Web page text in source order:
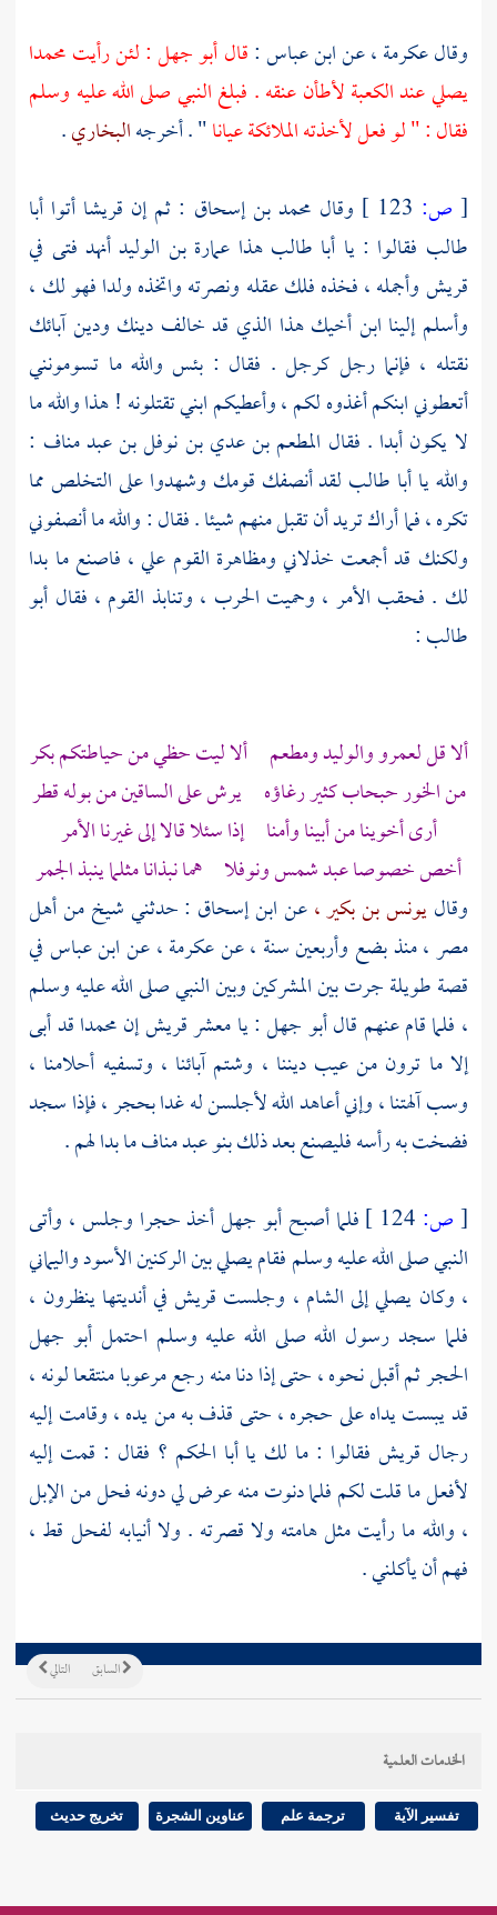
وقالعكرمة ،عنابن عباس:قالأبو جهل: لئن رأيتمحمدا
يصلي عندالكعبةلأطأن عنقه . فبلغ النبي صلى الله عليه وسلم
فقال : " لو فعل لأخذته الملائكة عيانا" . أخرجهالبخاري.
[ ص: وقال محمد بن إسحاق : ثم إن قريشا أتوا أبا
طالب فقالوا : يا أبا طالبهذا عمارة بن الوليدأنهد فتى في
قريشوأجمله ، فخذه فلك عقله ونصرته واتخذه ولدا فهو لك ،
وأسلم إلينا ابن أخيك هذا الذي قد خالف دينك ودين آبائك
نقتله ، فإنما رجل كرجل . فقال : بئس والله ما تسومونني
أتعطوني ابنكم أغذوه لكم ، وأعطيكم ابني تقتلونه ! هذا والله ما
لا يكون أبدا . فقال المطعم بن عدي بن نوفل بن عبد مناف :
والله ياأبا طالب لقد أنصفك قومك وشهدوا على التخلص مما
تكره ، فما أراك تريد أن تقبل منهم شيئا . فقال : والله ما أنصفوني
ولكنك قد أجمعت خذلاني ومظاهرة القوم علي ، فاصنع ما بدا
لك . فحقب الأمر ، وحميت الحرب ، وتنابذ القوم ، فقال أبو
طالب:
ألا قل لعمرو والوليد ومطعم ألا ليت حظي من حياطتكم بكر
من الخور حبحاب كثير رغاؤه يرش على الساقين من بوله قطر
أرى أخوينا من أبينا وأمنا إذا سئلا قالا إلى غيرنا الأمر
أخص خصوصا عبد شمس ونوفلا هما نبذانا مثلما ينبذ الجمر
وقاليونس بن بكير ،عنابن إسحاق : حدثني شيخ منأهل
مصر ،منذ بضع وأربعين سنة ، عنعكرمة ،عنابن عباسفي
قصة طويلة جرت بين المشركين وبين النبي صلى الله عليه وسلم
، فلما قام عنهم قالأبو جهل: يا معشرقريشإنمحمداقد أبى
إلا ما ترون من عيب ديننا ، وشتم آبائنا ، وتسفيه أحلامنا ،
وسب آلهتنا ، وإني أعاهد الله لأجلسن له غدا بحجر ، فإذا سجد
فضخت به رأسه فليصنع بعد ذلكبنو عبد منافما بدا لهم .
[ص: فلما أصبحأبو جهلأخذ حجرا وجلس ، وأتى
النبي صلى الله عليه وسلم فقام يصلي بين الركنين الأسود واليماني
، وكان يصلي إلىالشام ، وجلست قريشفي أنديتها ينظرون ،
فلما سجد رسول الله صلى الله عليه وسلم احتمل أبو جهل
الحجر ثم أقبل نحوه ، حتى إذا دنا منه رجع مرعوبا منتقعا لونه ،
قد يبست يداه على حجره ، حتى قذف به من يده ، وقامت إليه
رجال قريش فقالوا : ما لك ياأبا الحكم ؟ فقال : قمت إليه
لأفعل ما قلت لكم فلما دنوت منه عرض لي دونه فحل من الإبل
، والله ما رأيت مثل هامته ولا قصرته . ولا أنيابه لفحل قط ،
فهم أن يأكلني .
التالي السابق
الخدمات العلمية
تفسير الآية ترجمة علم عناوين الشجرة تخريج حديث